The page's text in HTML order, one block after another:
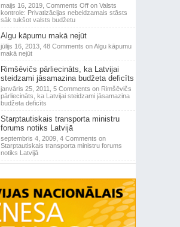
maijs 16, 2019, Comments Offon Valsts
kontrole: Privatizācijas nebeidzamais stāsts
sāk tukšot valsts budžetu
Algu kāpumu makā nejūt
jūlijs 16, 2013, 48 Comments on Algu kāpumu
makā nejūt
Rimšēvičs pārliecināts, ka Latvijai
steidzami jāsamazina budžeta deficīts
janvāris 25, 2011, 5 Comments on Rimšēvičs
pārliecināts, ka Latvijai steidzami jāsamazina
budžeta deficīts
Starptautiskais transporta ministru
forums notiks Latvijā
septembris 4, 2009, 4 Comments on
Starptautiskais transporta ministru forums
notiks Latvijā